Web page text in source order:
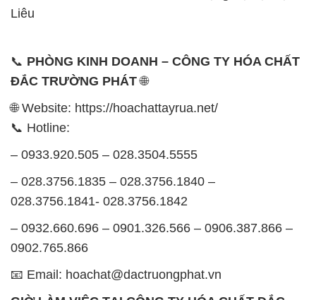
Liêu
📞 PHÒNG KINH DOANH – CÔNG TY HÓA CHẤT
ĐẮC TRƯỜNG PHÁT🌐
🌐 Website: https://hoachattayrua.net/
📞 Hotline:
– 0933.920.505 – 028.3504.5555
– 028.3756.1835 – 028.3756.1840 –
028.3756.1841- 028.3756.1842
– 0932.660.696 – 0901.326.566 – 0906.387.866 –
0902.765.866
📧 Email: hoachat@dactruongphat.vn